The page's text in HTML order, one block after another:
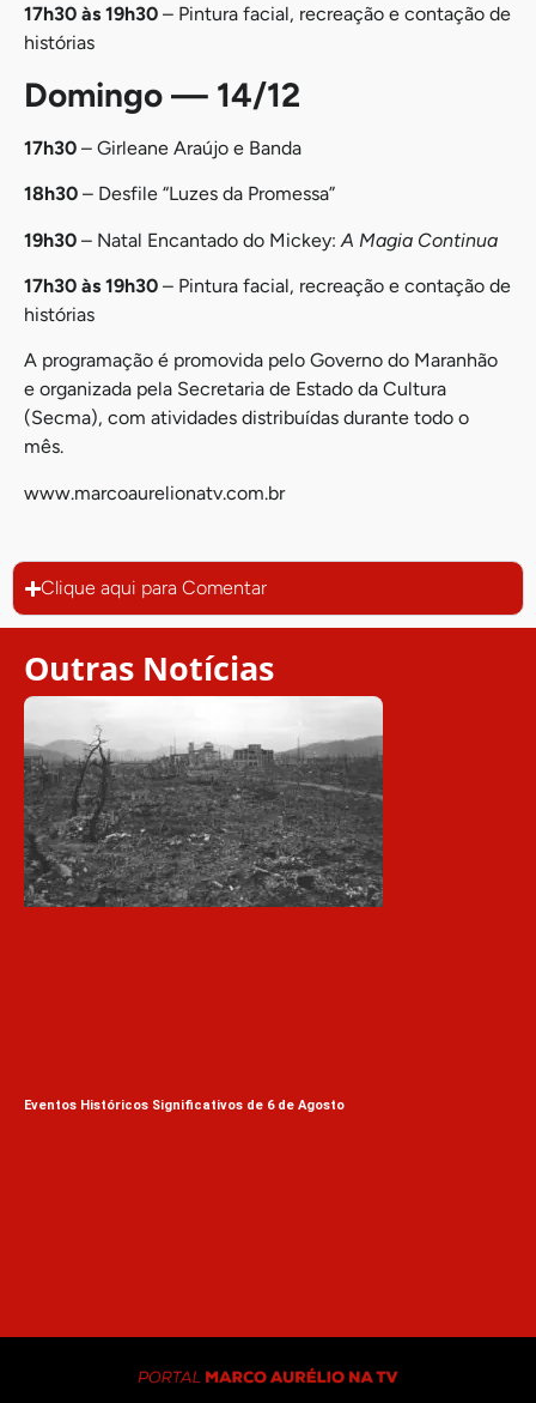
17h30 às 19h30 – Pintura facial, recreação e contação de
histórias
Domingo — 14/12
17h30 – Girleane Araújo e Banda
18h30 – Desfile “Luzes da Promessa”
19h30 – Natal Encantado do Mickey: A Magia Continua
17h30 às 19h30 – Pintura facial, recreação e contação de
histórias
A programação é promovida pelo Governo do Maranhão
e organizada pela Secretaria de Estado da Cultura
(Secma), com atividades distribuídas durante todo o
mês.
www.marcoaurelionatv.com.br
Clique aqui para Comentar
Outras Notícias
Eventos Históricos Significativos de 6 de Agosto